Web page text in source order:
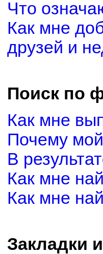
Что
Как мне
друзей и
Поиск по
Как мне
Почему мой
В
Как мне
Как мне
Закладки